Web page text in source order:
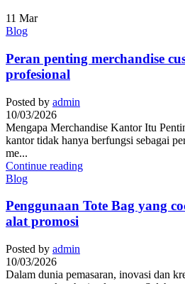
11 Mar
Blog
Peran penting merchandise
profesional
Posted by admin
10/03/2026
Mengapa Merchandise Kantor Itu
kantor tidak hanya berfungsi sebagai
me...
Continue reading
Blog
Penggunaan Tote Bag yang
alat promosi
Posted by admin
10/03/2026
Dalam dunia pemasaran, inovasi dan